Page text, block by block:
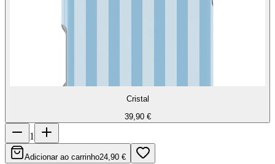
Cristal
39,90 €
1
Adicionar ao carrinho24,90 €